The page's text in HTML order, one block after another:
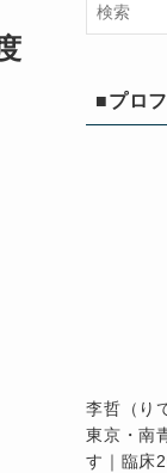
■プロ
李哲（り
東京・南
す｜臨床